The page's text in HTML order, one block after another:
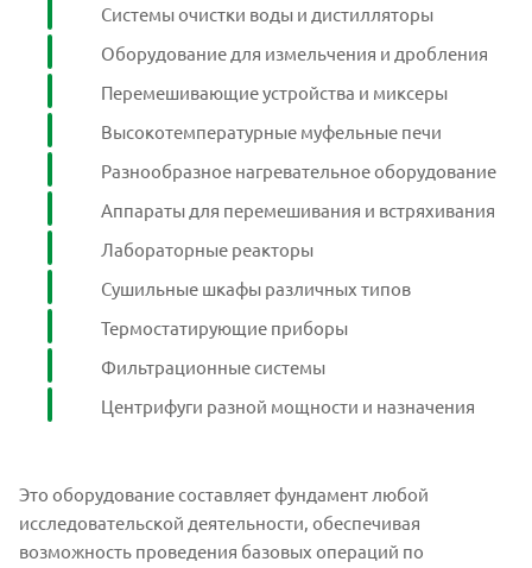
Системы очистки воды и дистилляторы
Оборудование для измельчения и дробления
Перемешивающие устройства и миксеры
Высокотемпературные муфельные печи
Разнообразное нагревательное оборудование
Аппараты для перемешивания и встряхивания
Лабораторные реакторы
Сушильные шкафы различных типов
Термостатирующие приборы
Фильтрационные системы
Центрифуги разной мощности и назначения
Это оборудование составляет фундамент любой
исследовательской деятельности, обеспечивая
возможность проведения базовых операций по